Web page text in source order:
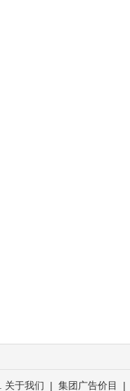
关于我们 | 集团广告价目 |